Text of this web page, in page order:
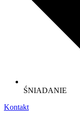
ŚNIADANIE
Kontakt